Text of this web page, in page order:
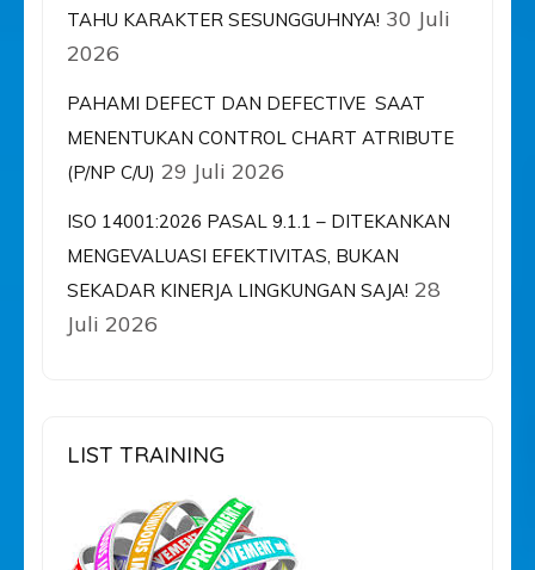
TAHU KARAKTER SESUNGGUHNYA! 30 Juli
2026
PAHAMI DEFECT DAN DEFECTIVE SAAT
MENENTUKAN CONTROL CHART ATRIBUTE
(P/NP C/U) 29 Juli 2026
ISO 14001:2026 PASAL 9.1.1 – DITEKANKAN
MENGEVALUASI EFEKTIVITAS, BUKAN
SEKADAR KINERJA LINGKUNGAN SAJA! 28
Juli 2026
LIST TRAINING